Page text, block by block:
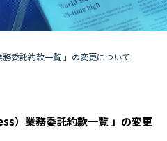
動
務委託約款一覧 」の変更について
）業務委託約款一覧 」の変更